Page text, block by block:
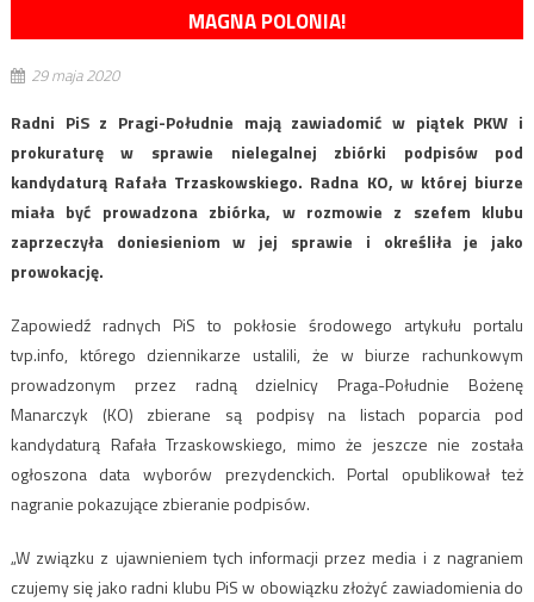
MAGNA POLONIA!
29 maja 2020
Radni PiS z Pragi-Południe mają zawiadomić w piątek PKW i
prokuraturę w sprawie nielegalnej zbiórki podpisów pod
kandydaturą Rafała Trzaskowskiego. Radna KO, w której biurze
miała być prowadzona zbiórka, w rozmowie z szefem klubu
zaprzeczyła doniesieniom w jej sprawie i określiła je jako
prowokację.
Zapowiedź radnych PiS to pokłosie środowego artykułu portalu
tvp.info, którego dziennikarze ustalili, że w biurze rachunkowym
prowadzonym przez radną dzielnicy Praga-Południe Bożenę
Manarczyk (KO) zbierane są podpisy na listach poparcia pod
kandydaturą Rafała Trzaskowskiego, mimo że jeszcze nie została
ogłoszona data wyborów prezydenckich. Portal opublikował też
nagranie pokazujące zbieranie podpisów.
„W związku z ujawnieniem tych informacji przez media i z nagraniem
czujemy się jako radni klubu PiS w obowiązku złożyć zawiadomienia do